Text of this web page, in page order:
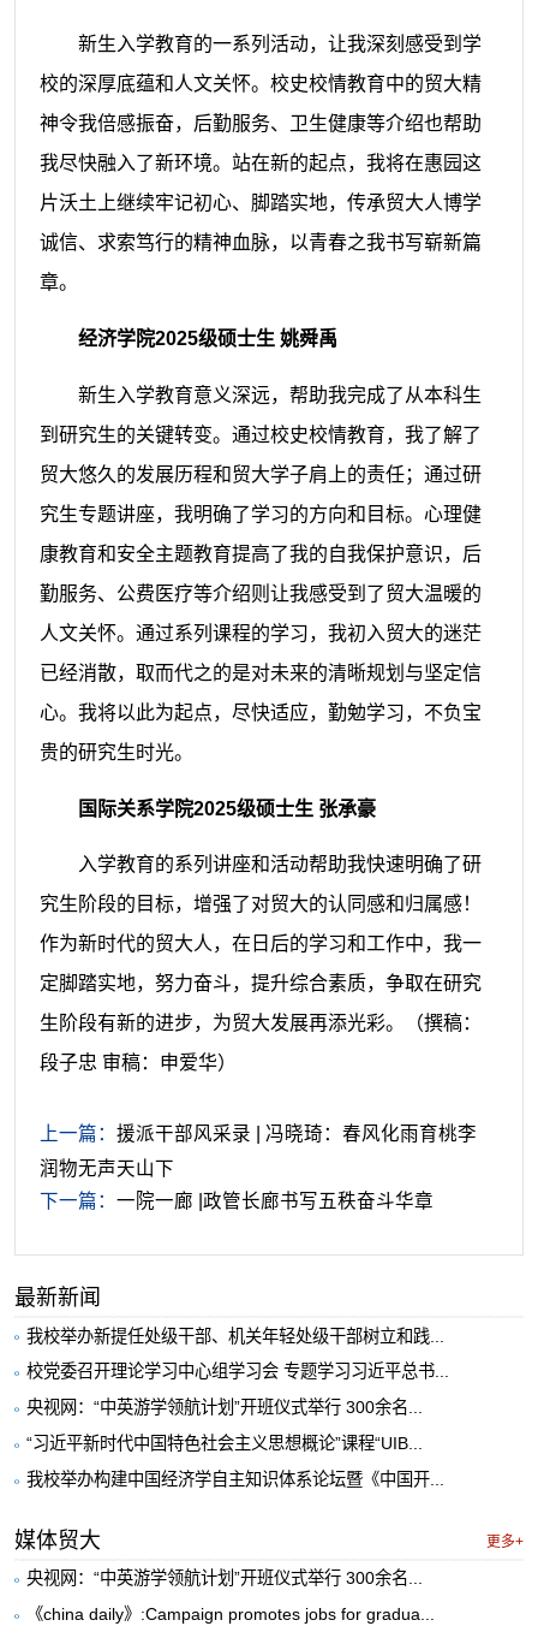
新生入学教育的一系列活动，让我深刻感受到学
校的深厚底蕴和人文关怀。校史校情教育中的贸大精
神令我倍感振奋，后勤服务、卫生健康等介绍也帮助
我尽快融入了新环境。站在新的起点，我将在惠园这
片沃土上继续牢记初心、脚踏实地，传承贸大人博学
诚信、求索笃行的精神血脉，以青春之我书写崭新篇
章。
经济学院2025级硕士生 姚舜禹
新生入学教育意义深远，帮助我完成了从本科生
到研究生的关键转变。通过校史校情教育，我了解了
贸大悠久的发展历程和贸大学子肩上的责任；通过研
究生专题讲座，我明确了学习的方向和目标。心理健
康教育和安全主题教育提高了我的自我保护意识，后
勤服务、公费医疗等介绍则让我感受到了贸大温暖的
人文关怀。通过系列课程的学习，我初入贸大的迷茫
已经消散，取而代之的是对未来的清晰规划与坚定信
心。我将以此为起点，尽快适应，勤勉学习，不负宝
贵的研究生时光。
国际关系学院2025级硕士生 张承豪
入学教育的系列讲座和活动帮助我快速明确了研
究生阶段的目标，增强了对贸大的认同感和归属感！
作为新时代的贸大人，在日后的学习和工作中，我一
定脚踏实地，努力奋斗，提升综合素质，争取在研究
生阶段有新的进步，为贸大发展再添光彩。
（撰稿：
段子忠 审稿：申爱华）
上一篇： 援派干部风采录 | 冯晓琦：春风化雨育桃李
润物无声天山下
下一篇： 一院一廊 |政管长廊书写五秩奋斗华章
最新新闻
我校举办新提任处级干部、机关年轻处级干部树立和践...
校党委召开理论学习中心组学习会 专题学习习近平总书...
央视网：“中英游学领航计划”开班仪式举行 300余名...
“习近平新时代中国特色社会主义思想概论”课程“UIB...
我校举办构建中国经济学自主知识体系论坛暨《中国开...
媒体贸大 更多+
央视网：“中英游学领航计划”开班仪式举行 300余名...
《china daily》:Campaign promotes jobs for gradua...